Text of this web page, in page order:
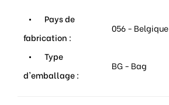
Pays de
fabrication :
056 - Belgique
Type
d'emballage :
BG - Bag